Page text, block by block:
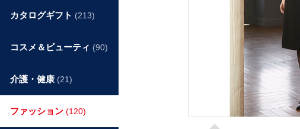
カタログギフト (213)
コスメ＆ビューティ (90)
介護・健康 (21)
ファッション (120)